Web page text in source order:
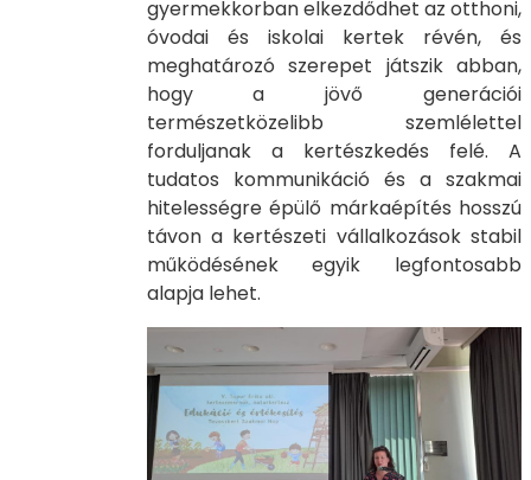
gyermekkorban elkezdődhet az otthoni,
óvodai és iskolai kertek révén, és
meghatározó szerepet játszik abban,
hogy a jövő generációi
természetközelibb szemlélettel
forduljanak a kertészkedés felé. A
tudatos kommunikáció és a szakmai
hitelességre épülő márkaépítés hosszú
távon a kertészeti vállalkozások stabil
működésének egyik legfontosabb
alapja lehet.